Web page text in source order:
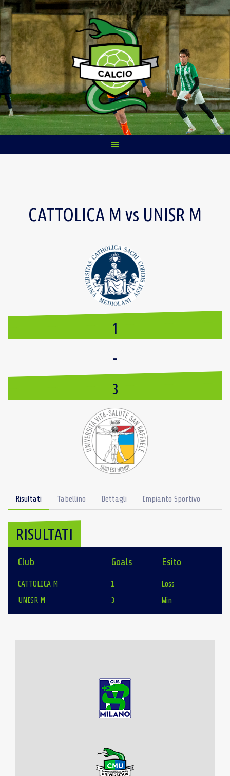
Skip
to
content
CATTOLICA M vs UNISR M
1
-
3
Risultati Tabellino Dettagli Impianto Sportivo
RISULTATI
Club Goals Esito
CATTOLICA M 1
Loss
UNISR M
3 Win